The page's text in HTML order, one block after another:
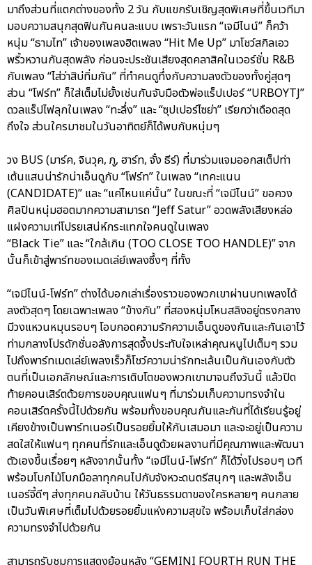
มาถึงส่วนที่แตกต่างของทั้ง 2 วัน กับแขกรับเชิญสุดพิเศษที่ขึ้นเวทีมา
มอบความสนุกสุดฟินกันคนละแบบ เพราะวันแรก “เจมีไนน์” ก็คว้า
หนุ่ม “ธามไท” เจ้าของเพลงฮิตเพลง “Hit Me Up” มาโชว์สกิลเอว
พริ้วหวานกันสุดพลัง ก่อนจะประชันเสียงสุดคลาสิคในเวอร์ชั่น R&B
กับเพลง “ไส่ว่าสิบ่ทิ่มกัน” ที่ทำคนดูทึ่งกับความลงตัวของทั้งคู่สุดๆ
ส่วน “โฟร์ท” ก็ใส่เต็มไม่ยั้งเช่นกันจับมือตัวพ่อแร็ปเปอร์ “URBOYTJ”
ดวลแร็ปไฟลุกในเพลง “ทะลึ่ง” และ “ซุปเปอร์ไซย่า” เรียกว่าเดือดสุด
ถึงใจ ส่วนใครมาชมในวันอาทิตย์ก็ได้พบกับหนุ่มๆ
วง BUS (มาร์ค, จินวุค, ภู, ฮาร์ท, จั๋ง ธีร์) ที่มาร่วมแจมออกสเต็ปท่า
เต้นแสนน่ารักน่าเอ็นดูกับ “โฟร์ท” ในเพลง “เทคะแนน
(CANDIDATE)” และ “แค่ไหนแค่นั้น” ในขณะที่ “เจมีไนน์” ขอควง
ศิลปินหนุ่มฮอตมากความสามารถ “Jeff Satur” อวดพลังเสียงหล่อ
แฝงความเท่โปรยเสน่ห์กระแทกใจคนดูในเพลง
“Black Tie” และ “ใกล้เกิน (TOO CLOSE TOO HANDLE)” จาก
นั้นก็เข้าสู่พาร์ทของเมดเล่ย์เพลงซึ้งๆ ที่ทั้ง
“เจมีไนน์-โฟร์ท” ต่างได้บอกเล่าเรื่องราวของพวกเขาผ่านบทเพลงได้
ลงตัวสุดๆ โดยเฉพาะเพลง “ข้างกัน” ที่สองหนุ่มโหนสลิงอยู่ตรงกลาง
มีวงแหวนหมุนรอบๆ โอบกอดความรักความเอ็นดูของกันและกันเอาไว้
ท่ามกลางโปรดักชั่นอลังการสุดจึ้งประทับใจเหล่าคุณหนูไปเต็มๆ รวม
ไปถึงพาร์ทเมดเล่ย์เพลงเร็วก็โชว์ความน่ารักทะเล้นเป็นกันเองกับตัว
ตนที่เป็นเอกลักษณ์และการเติบโตของพวกเขามาจนถึงวันนี้ แล้วปิด
ท้ายคอนเสิร์ตด้วยการขอบคุณแฟนๆ ที่มาร่วมเก็บความทรงจำใน
คอนเสิร์ตครั้งนี้ไปด้วยกัน พร้อมทั้งขอบคุณกันและกันที่ได้เรียนรู้อยู่
เคียงข้างเป็นพาร์ทเนอร์เป็นรอยยิ้มให้กันเสมอมา และจะอยู่เป็นความ
สดใสให้แฟนๆ ทุกคนที่รักและเอ็นดูด้วยผลงานที่มีคุณภาพและพัฒนา
ตัวเองขึ้นเรื่อยๆ หลังจากนั้นทั้ง “เจมีไนน์-โฟร์ท” ก็ได้วิ่งไปรอบๆ เวที
พร้อมโบกไม้โบกมือลาทุกคนไปกับจังหวะดนตรีสนุกๆ และพลังเอ็น
เนอร์จี้ดีๆ ส่งทุกคนกลับบ้าน ให้วันธรรมดาของใครหลายๆ คนกลาย
เป็นวันพิเศษที่เต็มไปด้วยรอยยิ้มแห่งความสุขใจ พร้อมเก็บใส่กล่อง
ความทรงจำไปด้วยกัน
สามารถรับชมการแสดงย้อนหลัง “GEMINI FOURTH RUN THE